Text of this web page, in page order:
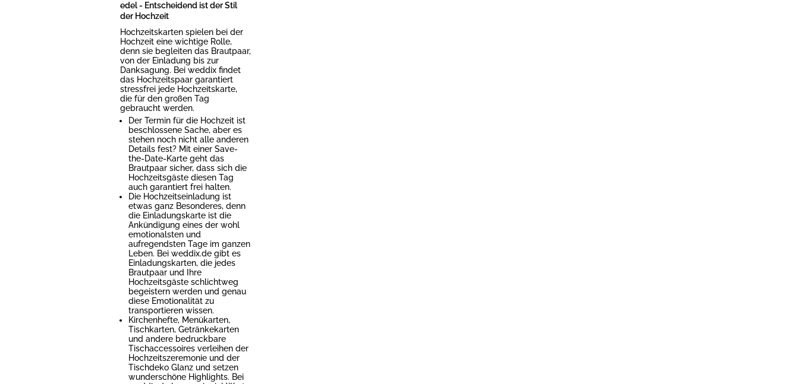
edel - Entscheidend ist der Stil
der Hochzeit
Hochzeitskarten spielen bei der
Hochzeit eine wichtige Rolle,
denn sie begleiten das Brautpaar,
von der Einladung bis zur
Danksagung. Bei weddix findet
das Hochzeitspaar garantiert
stressfrei jede Hochzeitskarte,
die für den großen Tag
gebraucht werden.
Der Termin für die Hochzeit ist
beschlossene Sache, aber es
stehen noch nicht alle anderen
Details fest? Mit einer Save-
the-Date-Karte geht das
Brautpaar sicher, dass sich die
Hochzeitsgäste diesen Tag
auch garantiert frei halten.
Die Hochzeitseinladung ist
etwas ganz Besonderes, denn
die Einladungskarte ist die
Ankündigung eines der wohl
emotionalsten und
aufregendsten Tage im ganzen
Leben. Bei weddix.de gibt es
Einladungskarten, die jedes
Brautpaar und Ihre
Hochzeitsgäste schlichtweg
begeistern werden und genau
diese Emotionalität zu
transportieren wissen.
Kirchenhefte, Menükarten,
Tischkarten, Getränkekarten
und andere bedruckbare
Tischaccessoires verleihen der
Hochzeitszeremonie und der
Tischdeko Glanz und setzen
wunderschöne Highlights. Bei